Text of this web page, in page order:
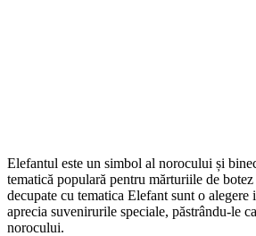
Elefantul este un simbol al norocului și
tematică populară pentru mărturiile de
decupate cu tematica Elefant sunt o
aprecia suvenirurile speciale, păstrându-le
norocului.